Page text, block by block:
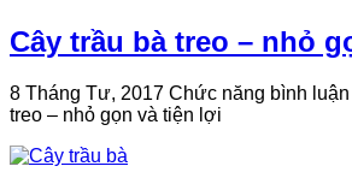
Cây trầu bà treo – nhỏ
8 Tháng Tư, 2017 Chức năng bình luận
treo – nhỏ gọn và tiện lợi